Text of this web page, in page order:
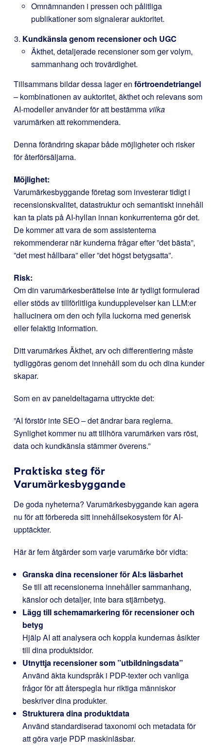
Omnämnanden i pressen och pålitliga
publikationer som signalerar auktoritet.
Kundkänsla genom recensioner och UGC
Äkthet, detaljerade recensioner som ger volym,
sammanhang och trovärdighet.
Tillsammans bildar dessa lager en förtroendetriangel
– kombinationen av auktoritet, äkthet och relevans som
AI-modeller använder för att bestämma vilka
varumärken att rekommendera.
Denna förändring skapar både möjligheter och risker
för återförsäljarna.
Möjlighet:
Varumärkesbyggande företag som investerar tidigt i
recensionskvalitet, datastruktur och semantiskt innehåll
kan ta plats på AI-hyllan innan konkurrenterna gör det.
De kommer att vara de som assistenterna
rekommenderar när kunderna frågar efter ”det bästa”,
”det mest hållbara” eller ”det högst betygsatta”.
Risk:
Om din varumärkesberättelse inte är tydligt formulerad
eller stöds av tillförlitliga kundupplevelser kan LLM:er
hallucinera om den och fylla luckorna med generisk
eller felaktig information.
Ditt varumärkes Äkthet, arv och differentiering måste
tydliggöras genom det innehåll som du och dina kunder
skapar.
Som en av paneldeltagarna uttryckte det:
”AI förstör inte SEO – det ändrar bara reglerna.
Synlighet kommer nu att tillhöra varumärken vars röst,
data och kundkänsla stämmer överens.”
Praktiska steg för
Varumärkesbyggande
De goda nyheterna? Varumärkesbyggande kan agera
nu för att förbereda sitt innehållsekosystem för AI-
upptäckter.
Här är fem åtgärder som varje varumärke bör vidta:
Granska dina recensioner för AI:s läsbarhet
Se till att recensionerna innehåller sammanhang,
känslor och detaljer, inte bara stjärnbetyg.
Lägg till schemamarkering för recensioner och
betyg
Hjälp AI att analysera och koppla kundernas åsikter
till dina produktsidor.
Utnyttja recensioner som ”utbildningsdata”
Använd äkta kundspråk i PDP-texter och vanliga
frågor för att återspegla hur riktiga människor
beskriver dina produkter.
Strukturera dina produktdata
Använd standardiserad taxonomi och metadata för
att göra varje PDP maskinläsbar.